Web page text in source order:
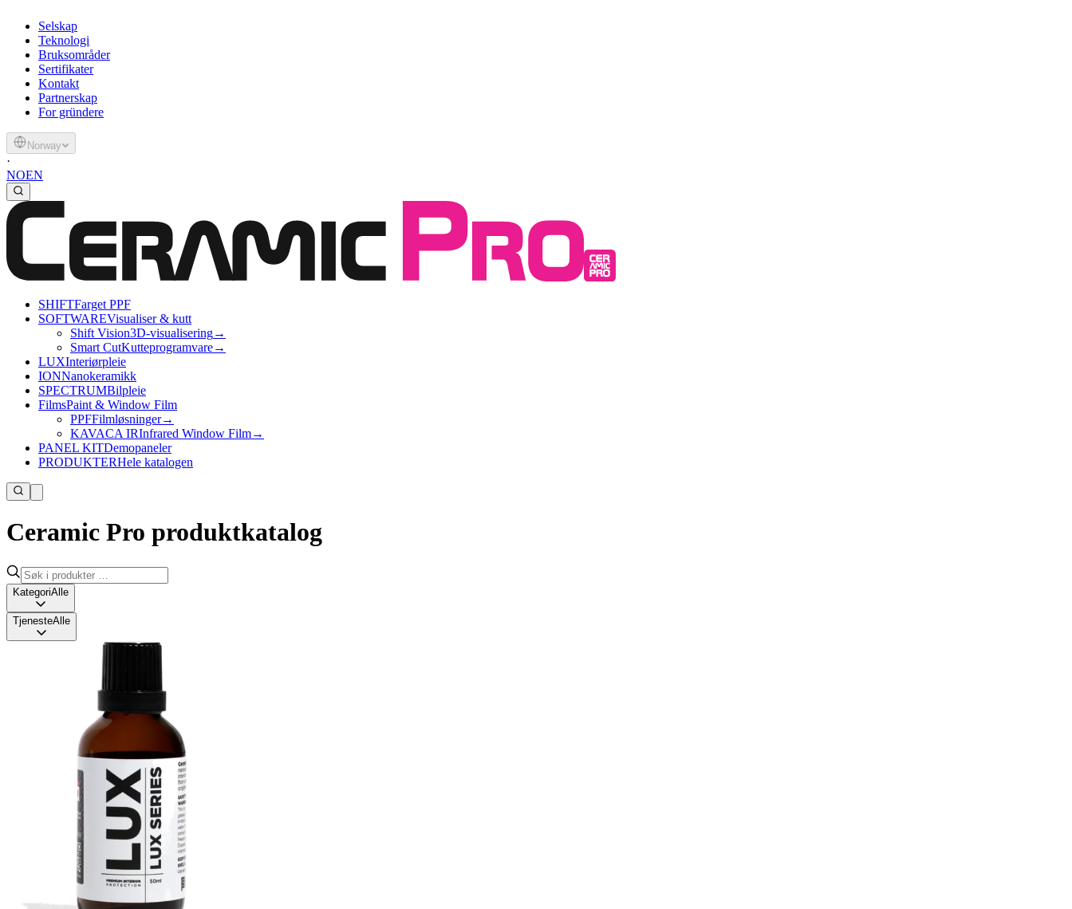
Selskap
Teknologi
Bruksområder
Sertifikater
Kontakt
Partnerskap
For gründere
Norway
·
NOEN
SHIFTFarget PPF
SOFTWAREVisualiser & kutt
Shift Vision3D-visualisering→
Smart CutKutteprogramvare→
LUXInteriørpleie
IONNanokeramikk
SPECTRUMBilpleie
FilmsPaint & Window Film
PPFFilmløsninger→
KAVACA IRInfrared Window Film→
PANEL KITDemopaneler
PRODUKTERHele katalogen
Ceramic Pro produktkatalog
KategoriAlle
TjenesteAlle